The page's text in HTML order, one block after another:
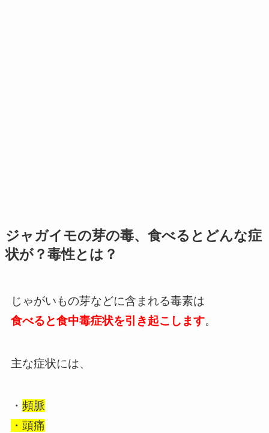
ジャガイモの芽の毒、食べるとどんな症
状が？毒性とは？
じゃがいもの芽などに含まれる毒素は
食べると食中毒症状を引き起こします。
主な症状には、
・ 頻脈
・頭痛